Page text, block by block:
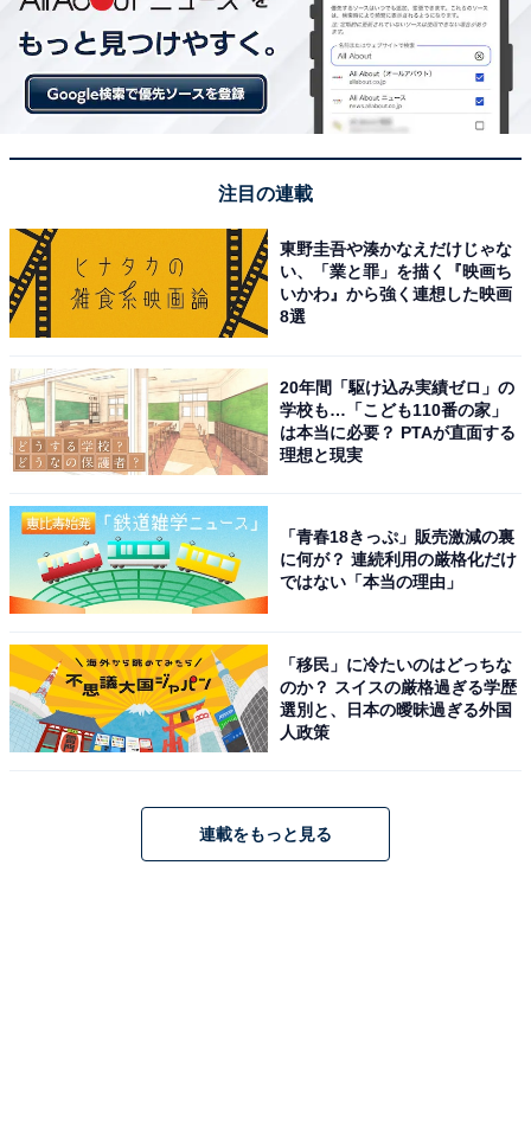
注目の連載
東野圭吾や湊かなえだけじゃな
い、「業と罪」を描く『映画ち
いかわ』から強く連想した映画
8選
20年間「駆け込み実績ゼロ」の
学校も…「こども110番の家」
は本当に必要？ PTAが直面する
理想と現実
「青春18きっぷ」販売激減の裏
に何が？ 連続利用の厳格化だけ
ではない「本当の理由」
「移民」に冷たいのはどっちな
のか？ スイスの厳格過ぎる学歴
選別と、日本の曖昧過ぎる外国
人政策
連載をもっと見る